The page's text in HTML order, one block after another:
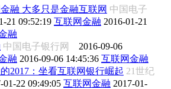
融 大多只是金融互联网 中国电子
21 09:52:19 互联网金融 2016-01-21
融
中国电子银行网 2016-09-06
融 2016-09-06 14:45:36 互联网金融
2017：坐看互联网银行崛起 21世纪
01-22 09:49:05 互联网金融 2017-01-